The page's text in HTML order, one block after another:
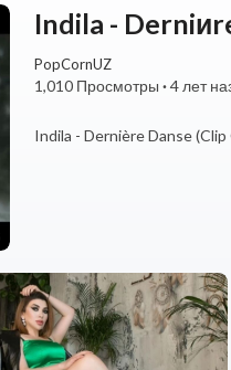
Indila -
PopCornUZ
1,010 Просмотры ·4 лет
⁣Indila - Dernière Danse